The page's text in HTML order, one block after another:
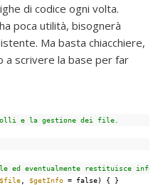
di codice ogni volta.
poca utilità, bisognerà
Ma basta chiacchiere,
a scrivere la base per far
e la gestione dei file.
ed eventualmente restituisce
$file $getInfo = false) { }